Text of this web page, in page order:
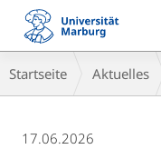
Mobile-
Navigation
Breadcrumb-
Navigation
Startseite Aktuelles
17.06.2026